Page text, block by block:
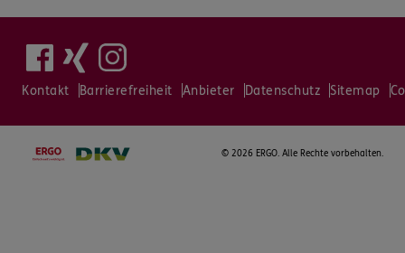
Kontakt Barrierefreiheit Anbieter Datenschutz Sitemap
© 2026 ERGO. Alle Rechte vorbehalten.